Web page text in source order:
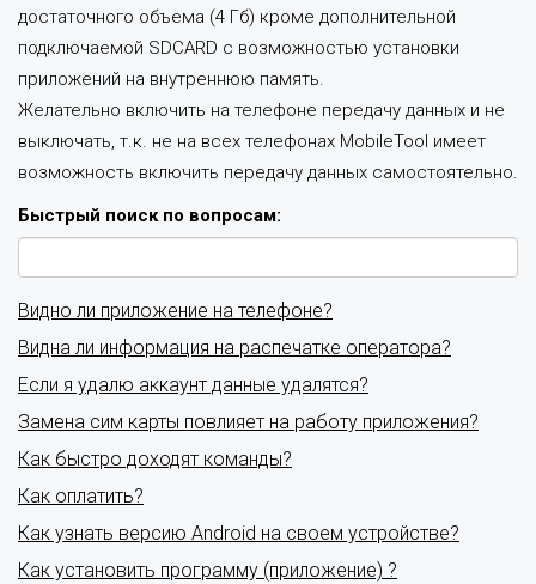
достаточного объема (4 Гб) кроме дополнительной
подключаемой SDCARD с возможностью установки
приложений на внутреннюю память.
Желательно включить на телефоне передачу данных и не
выключать, т.к. не на всех телефонах MobileTool имеет
возможность включить передачу данных самостоятельно.
Быстрый поиск по вопросам:
Видно ли приложение на телефоне?
Видна ли информация на распечатке оператора?
Если я удалю аккаунт данные удалятся?
Замена сим карты повлияет на работу приложения?
Как быстро доходят команды?
Как оплатить?
Как узнать версию Android на своем устройстве?
Как установить программу (приложение) ?